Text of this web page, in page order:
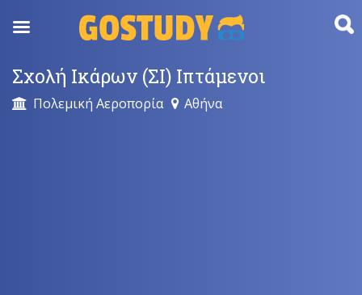
content
Σχολή Ικάρων (ΣΙ) Ιπτάμενοι
Πολεμική Αεροπορία Αθήνα